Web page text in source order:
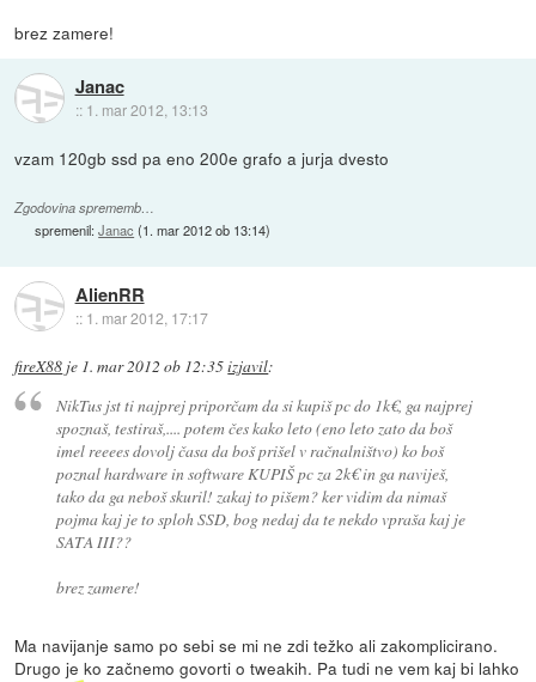
brez zamere!
Janac
:: 1. mar 2012, 13:13
vzam 120gb ssd pa eno 200e grafo a jurja dvesto
Zgodovina sprememb…
spremenil:Janac (1. mar 2012 ob 13:14)
AlienRR
:: 1. mar 2012, 17:17
fireX88 je 1. mar 2012 ob 12:35izjavil:
NikTus jst ti najprej priporčam da si kupiš pc do 1k€, ga najprej
spoznaš, testiraš,.... potem čes kako leto (eno leto zato da boš
imel reeees dovolj časa da boš prišel v račnalništvo) ko boš
poznal hardware in software KUPIŠ pc za 2k€ in ga naviješ,
tako da ga neboš skuril! zakaj to pišem? ker vidim da nimaš
pojma kaj je to sploh SSD, bog nedaj da te nekdo vpraša kaj je
SATA III??
brez zamere!
Ma navijanje samo po sebi se mi ne zdi težko ali zakomplicirano.
Drugo je ko začnemo govorti o tweakih. Pa tudi ne vem kaj bi lahko